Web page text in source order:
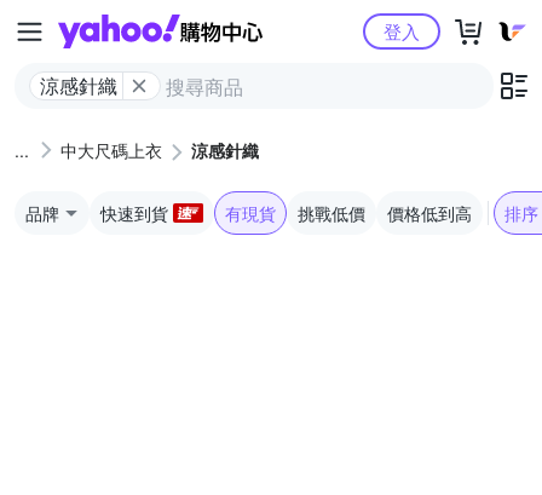
Yahoo購物中心
涼感針織
登入
中大尺碼上衣 涼感針織
品牌 快速到貨 有現貨 挑戰低價 價格低到高 排序